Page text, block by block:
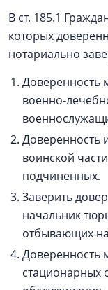
В ст. 185.1
которых
нотариально
Доверенность
военно-
Доверенность
воинской
подчиненных.
Заверить
начальник
отбывающих
Доверенность
стационарных